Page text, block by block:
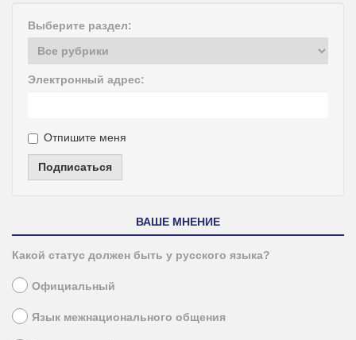
Выберите раздел:
Электронный адрес:
Отпишите меня
Подписаться
ВАШЕ МНЕНИЕ
Какой статус должен быть у русского языка?
Официальный
Язык межнационального общения